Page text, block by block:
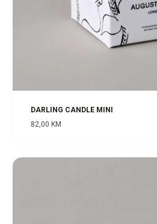
DARLING CANDLE MINI
82,00 KM